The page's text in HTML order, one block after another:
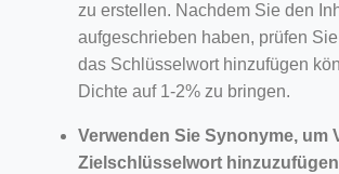
zu erstellen. Nachdem Sie den
aufgeschrieben haben, prüfen
das Schlüsselwort hinzufügen
Dichte auf 1-2% zu bringen.
Verwenden Sie Synonyme, um
Zielschlüsselwort hinzuzufügen